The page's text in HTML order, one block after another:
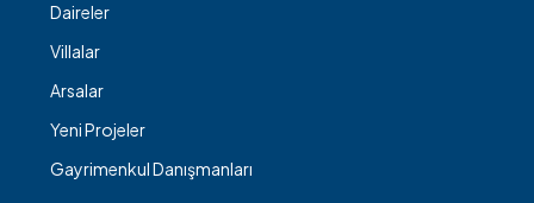
Daireler
Villalar
Arsalar
Yeni Projeler
Gayrimenkul Danışmanları